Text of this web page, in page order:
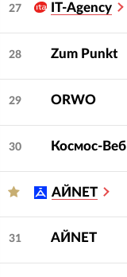
27 IT-Agency
28 Zum Punkt
29 ORWO
30 Космос-Веб
АЙNET
31 АЙNET